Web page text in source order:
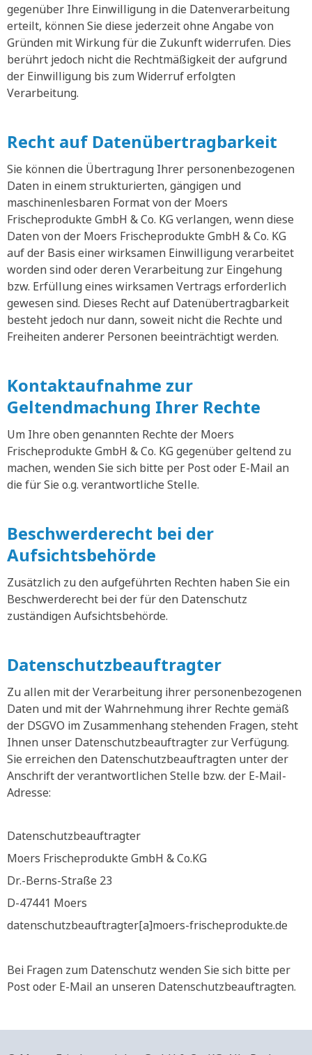
gegenüber Ihre Einwilligung in die Datenverarbeitung
erteilt, können Sie diese jederzeit ohne Angabe von
Gründen mit Wirkung für die Zukunft widerrufen. Dies
berührt jedoch nicht die Rechtmäßigkeit der aufgrund
der Einwilligung bis zum Widerruf erfolgten
Verarbeitung.
Recht auf Datenübertragbarkeit
Sie können die Übertragung Ihrer personenbezogenen
Daten in einem strukturierten, gängigen und
maschinenlesbaren Format von der Moers
Frischeprodukte GmbH & Co. KG verlangen, wenn diese
Daten von der Moers Frischeprodukte GmbH & Co. KG
auf der Basis einer wirksamen Einwilligung verarbeitet
worden sind oder deren Verarbeitung zur Eingehung
bzw. Erfüllung eines wirksamen Vertrags erforderlich
gewesen sind. Dieses Recht auf Datenübertragbarkeit
besteht jedoch nur dann, soweit nicht die Rechte und
Freiheiten anderer Personen beeinträchtigt werden.
Kontaktaufnahme zur
Geltendmachung Ihrer Rechte
Um Ihre oben genannten Rechte der Moers
Frischeprodukte GmbH & Co. KG gegenüber geltend zu
machen, wenden Sie sich bitte per Post oder E-Mail an
die für Sie o.g. verantwortliche Stelle.
Beschwerderecht bei der
Aufsichtsbehörde
Zusätzlich zu den aufgeführten Rechten haben Sie ein
Beschwerderecht bei der für den Datenschutz
zuständigen Aufsichtsbehörde.
Datenschutzbeauftragter
Zu allen mit der Verarbeitung ihrer personenbezogenen
Daten und mit der Wahrnehmung ihrer Rechte gemäß
der DSGVO im Zusammenhang stehenden Fragen, steht
Ihnen unser Datenschutzbeauftragter zur Verfügung.
Sie erreichen den Datenschutzbeauftragten unter der
Anschrift der verantwortlichen Stelle bzw. der E-Mail-
Adresse:
Datenschutzbeauftragter
Moers Frischeprodukte GmbH & Co.KG
Dr.-Berns-Straße 23
D-47441 Moers
datenschutzbeauftragter[a]moers-frischeprodukte.de
Bei Fragen zum Datenschutz wenden Sie sich bitte per
Post oder E-Mail an unseren Datenschutzbeauftragten.